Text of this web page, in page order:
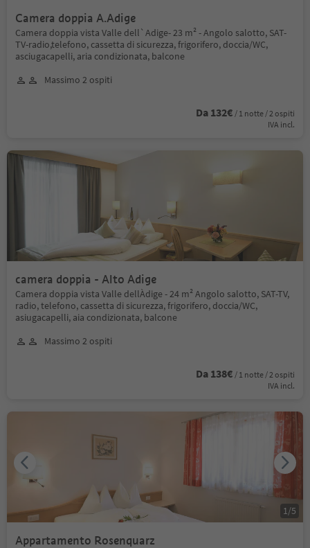
Camera doppia A.Adige
Camera doppia vista Valle dell`Adige- 23 m² - Angolo salotto, SAT-
TV-radio,telefono, cassetta di sicurezza, frigorifero, doccia/WC,
asciugacapelli, aria condizionata, balcone
Massimo 2 ospiti
Da 132€ / 1 notte / 2 ospiti
IVA incl.
camera doppia - Alto Adige
Camera doppia vista Valle dellÀdige - 24 m² Angolo salotto, SAT-TV,
radio, telefono, cassetta di sicurezza, frigorifero, doccia/WC,
asiugacapelli, aia condizionata, balcone
Massimo 2 ospiti
Da 138€ / 1 notte / 2 ospiti
IVA incl.
Appartamento Rosenquarz
1/5